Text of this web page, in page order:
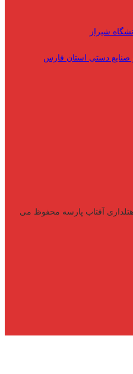
شیراز
دستی استان فارس
آفتاب پارسه محفوظ می